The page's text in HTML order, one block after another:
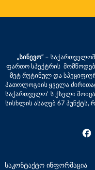
„სინევო“ –
ფართო სპექტრის
მეტ რუტინულ და
პათოლოგიის ყველა
საქართველო’-ს ქსელი
სისხლის ასაღებ 67 პუნქტს,
საკონტაქტო ინფორმაცია